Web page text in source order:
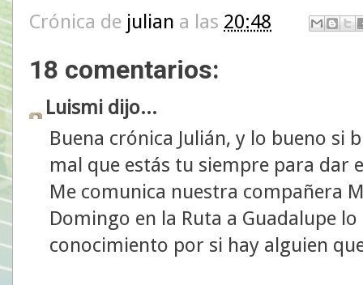
Crónica de julian a las 20:48
18 comentarios:
Luismi dijo...
Buena crónica Julián, y lo bueno si
mal que estás tu siempre para dar
Me comunica nuestra compañera
Domingo en la Ruta a Guadalupe
conocimiento por si hay alguien